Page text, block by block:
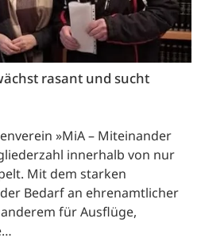
rasant und sucht
»MiA – Miteinander
innerhalb von nur
Mit dem starken
Bedarf an ehrenamtlicher
für Ausflüge,